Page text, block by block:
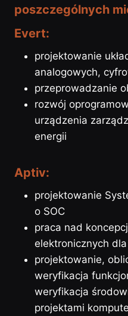
poszczególnych
Evert:
projektowanie
analogowych,
przeprowadzanie
rozwój
urządzenia
energii
Aptiv:
projektowanie
o SOC
praca nad
elektronicznych
projektowanie,
weryfikacja
weryfikacja
projektami